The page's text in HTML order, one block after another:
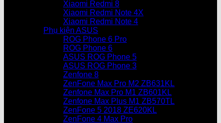
Xiaomi Redmi 8
Xiaomi Redmi Note 4X
Xiaomi Redmi Note 4
Phụ kiện ASUS
ROG Phone 6 Pro
ROG Phone 6
ASUS ROG Phone 5
ASUS ROG Phone 3
Zenfone 8
ZenFone Max Pro M2 ZB631KL
Zenfone Max Pro M1 ZB601KL
Zenfone Max Plus M1 ZB570TL
ZenFone 5 2018 ZE620KL
ZenFone 4 Max Pro